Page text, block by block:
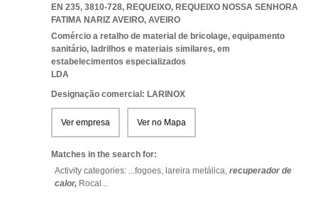
EN 235, 3810-728, REQUEIXO, REQUEIXO NOSSA SENHORA
FATIMA NARIZ AVEIRO, AVEIRO
Comércio a retalho de material de bricolage, equipamento
sanitário, ladrilhos e materiais similares, em
estabelecimentos especializados
LDA
Designação comercial: LARINOX
Ver empresa Ver no Mapa
Matches in the search for:
Activity categories: ...fogoes, lareira metálica, recuperador de
calor, Rocal ...